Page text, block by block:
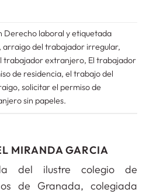
Derecho laboral y etiquetada
, arraigo del trabajador irregular,
trabajador extranjero, El trabajador
de residencia, el trabajo del
, solicitar el permiso de
sin papeles.
MIRANDA GARCIA
del ilustre colegio de
de Granada, colegiada